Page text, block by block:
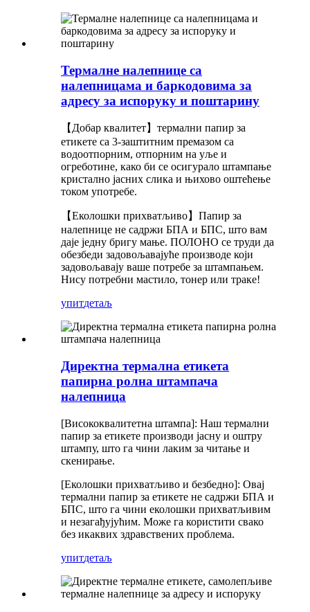
Термалне налепнице са
налепницама и баркодовима за
адресу за испоруку и поштарину
【Добар квалитет】термални папир за
етикете са 3-заштитним премазом са
водоотпорним, отпорним на уље и
огреботине, како би се осигурало штампање
кристално јасних слика и њихово оштећење
током употребе.
【Еколошки прихватљиво】Папир за
налепнице не садржи БПА и БПС, што вам
даје једну бригу мање. ПОЛОНО се труди да
обезбеди задовољавајуће производе који
задовољавају ваше потребе за штампањем.
Нису потребни мастило, тонер или траке!
упитдетаљ
Директна термална етикета
папирна ролна штампача
налепница
[Висококвалитетна штампа]: Наш термални
папир за етикете производи јасну и оштру
штампу, што га чини лаким за читање и
скенирање.
[Еколошки прихватљиво и безбедно]: Овај
термални папир за етикете не садржи БПА и
БПС, што га чини еколошки прихватљивим
и незагађујућим. Може га користити свако
без икаквих здравствених проблема.
упитдетаљ